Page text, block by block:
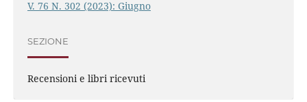
V. 76 N. 302 (2023): Giugno
SEZIONE
Recensioni e libri ricevuti